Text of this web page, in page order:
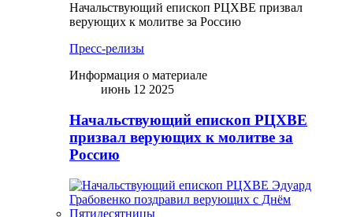
Начальствующий епископ РЦХВЕ призвал
верующих к молитве за Россию
Пресс-релизы
Информация о материале
июнь 12 2025
Начальствующий епископ РЦХВЕ
призвал верующих к молитве за
Россию